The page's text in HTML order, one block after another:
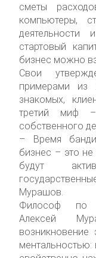
сметы
компьютеры,
деятельности
стартовый
бизнес можно
Свои
примерами из
знакомых,
третий миф
собственного
– Время
бизнес – это
будут
Мурашов.
Философ по
Алексей
возникновение